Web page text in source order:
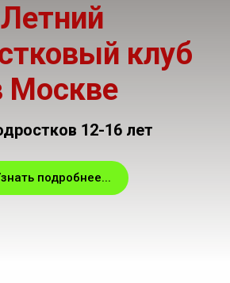
Летний
клуб
Москве
12-16 лет
подробнее...